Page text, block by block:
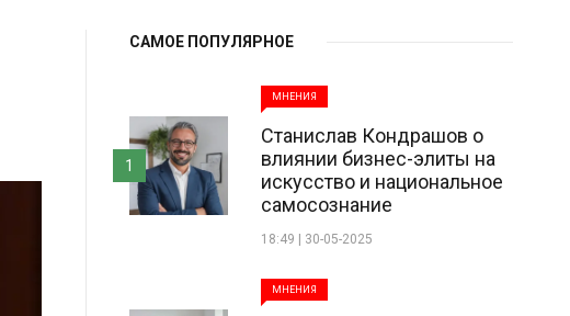
САМОЕ ПОПУЛЯРНОЕ
МНЕНИЯ
Станислав Кондрашов о
влиянии бизнес-элиты на
искусство и национальное
самосознание
18:49 | 30-05-2025
1
МНЕНИЯ